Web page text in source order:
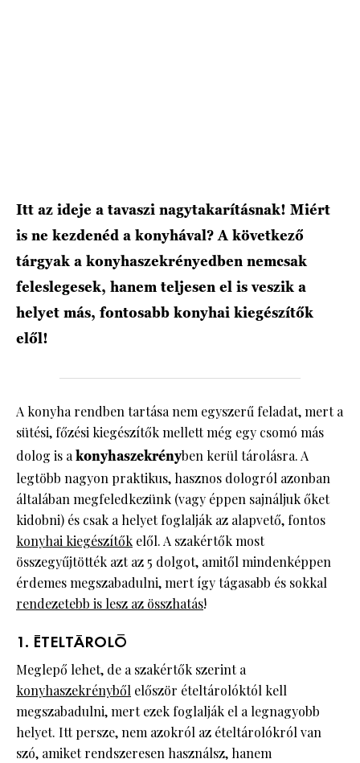
Itt az ideje a tavaszi nagytakarításnak! Miért
is ne kezdenéd a konyhával? A következő
tárgyak a konyhaszekrényedben nemcsak
feleslegesek, hanem teljesen el is veszik a
helyet más, fontosabb konyhai kiegészítők
elől!
A konyha rendben tartása nem egyszerű feladat, mert a
sütési, főzési kiegészítők mellett még egy csomó más
dolog is akonyhaszekrényben kerül tárolásra. A
legtöbb nagyon praktikus, hasznos dologról azonban
általában megfeledkezünk (vagy éppen sajnáljuk őket
kidobni) és csak a helyet foglalják az alapvető, fontos
konyhai kiegészítők elől. A szakértők most
összegyűjtötték azt az 5 dolgot, amitől mindenképpen
érdemes megszabadulni, mert így tágasabb és sokkal
rendezetebb is lesz az összhatás!
1. ÉTELTÁROLÓ
Meglepő lehet, de a szakértők szerint a
konyhaszekrényből először ételtárolóktól kell
megszabadulni, mert ezek foglalják el a legnagyobb
helyet. Itt persze, nem azokról az ételtárolókról van
szó, amiket rendszeresen használsz, hanem